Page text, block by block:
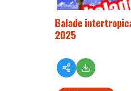
Balade
2025